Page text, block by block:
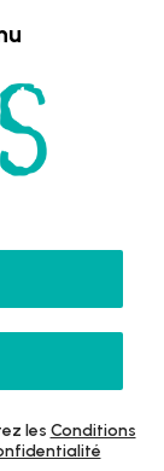
les Conditions